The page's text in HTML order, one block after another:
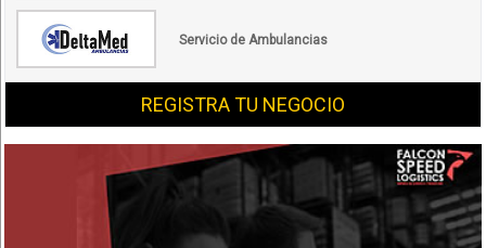
Servicio de Ambulancias
REGISTRA TU NEGOCIO